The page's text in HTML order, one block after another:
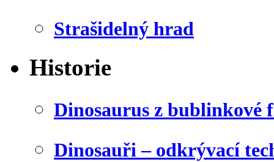
Strašidelný hrad
Historie
Dinosaurus z bublinkové
Dinosauři – odkrývací